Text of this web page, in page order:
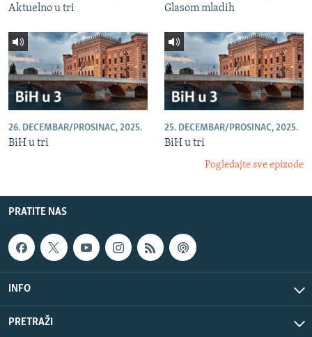
Aktuelno u tri Glasom mladih
26. DECEMBAR/PROSINAC, 2025.
BiH u tri
25. DECEMBAR/PROSINAC, 2025.
BiH u tri
Pogledajte sve epizode
PRATITE NAS
INFO
PRETRAŽI